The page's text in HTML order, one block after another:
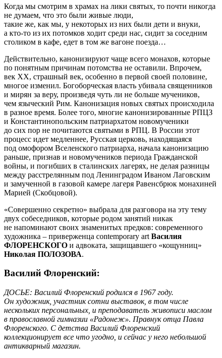
Когда мы смотрим в храмах на лики святых, то почти никогда
не думаем, что это были живые люди,
такие же, как мы, у некоторых из них были дети и внуки,
а кто-то из их потомков ходит среди нас, сидит за соседним
столиком в кафе, едет в том же вагоне поезда…
Действительно, канонизируют чаще всего монахов, которые
по понятным причинам потомства не оставили. Впрочем,
век ХХ, страшный век, особенно в первой своей половине,
многое изменил. Богоборческая власть убивала священников
и мирян за веру, произведя чуть ли не больше мучеников,
чем языческий Рим. Канонизация новых святых происходила
в разное время. Более того, многие канонизированные РПЦЗ
и Константинопольским патриархатом новомученики
до сих пор не почитаются святыми в РПЦ. В России этот
процесс идет медленнее, Русская церковь, находящаяся
под омофором Вселенского патриарха, начала канонизацию
раньше, признав и новомучеников периода Гражданской
войны, и погибших в сталинских лагерях, не делая разницы
между расстрелянным под Ленинградом Иваном Лаговским
и замученной в газовой камере лагеря Равенсбрюк монахиней
Марией (Скобцовой).
«Совершенно секретно» выбрала для разговора на эту тему
двух собеседников, которые родом занятий никак
не напоминают своих знаменитых предков: современного
художника – приверженца contemporary art Василия
ФЛОРЕНСКОГО и адвоката, защищавшего «кощунниц»
Николая ПОЛОЗОВА.
Василий Флоренский:
ДОСЬЕ: Василий Флоренский родился в 1967 году.
Он художник, участник сотни выставок, в том числе
нескольких персональных, и преподаватель живописи маслом
в православной гимназии «Радонеж». Правнук отца Павла
Флоренского. С детства Василий Флоренский
коллекционирует все что угодно, и сейчас у него небольшой
антикварный магазин.